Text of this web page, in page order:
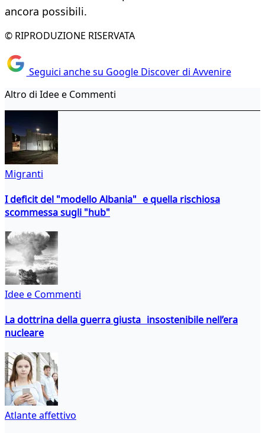
ancora possibili.
© RIPRODUZIONE RISERVATA
Seguici anche su Google Discover di Avvenire
Altro di Idee e Commenti
Migranti
I deficit del "modello Albania" e quella rischiosa
scommessa sugli "hub"
Idee e Commenti
La dottrina della guerra giusta insostenibile nell’era
nucleare
Atlante affettivo